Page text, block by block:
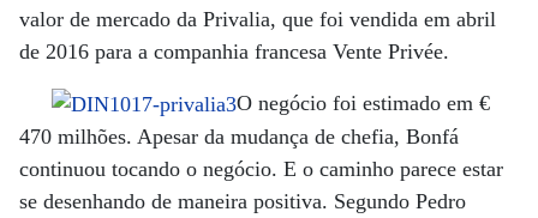
valor de mercado da Privalia, que foi vendida em abril
de 2016 para a companhia francesa Vente Privée.
O negócio foi estimado em €
470 milhões. Apesar da mudança de chefia, Bonfá
continuou tocando o negócio. E o caminho parece estar
se desenhando de maneira positiva. Segundo Pedro